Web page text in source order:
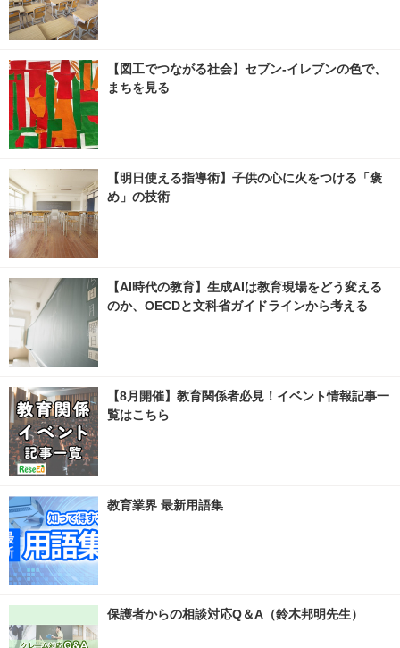
【図工でつながる社会】セブン‐イレブンの色で、
まちを見る
【明日使える指導術】子供の心に火をつける「褒
め」の技術
【AI時代の教育】生成AIは教育現場をどう変える
のか、OECDと文科省ガイドラインから考える
【8月開催】教育関係者必見！イベント情報記事一
覧はこちら
教育業界 最新用語集
保護者からの相談対応Q＆A（鈴木邦明先生）